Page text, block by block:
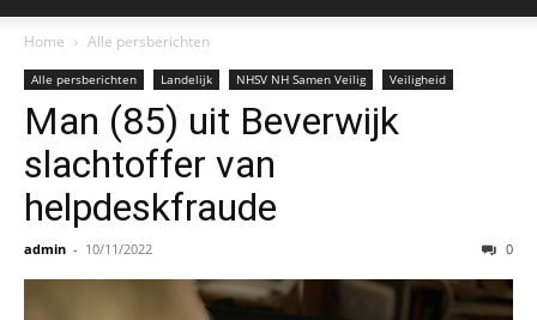
Home Alle persberichten
Alle persberichten Landelijk NHSV NH Samen Veilig Veiligheid
Man (85) uit Beverwijk
slachtoffer van
helpdeskfraude
admin - 10/11/2022 0